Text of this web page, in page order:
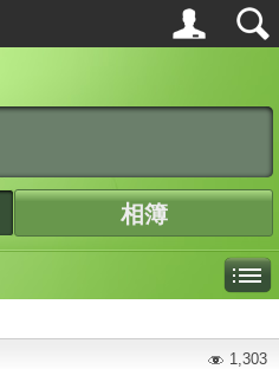
相簿
1,303